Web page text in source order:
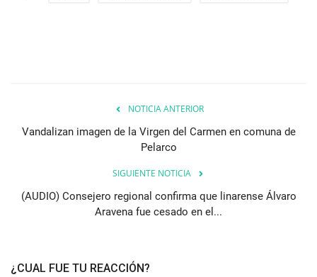
NOTICIA ANTERIOR
Vandalizan imagen de la Virgen del Carmen en comuna de
Pelarco
SIGUIENTE NOTICIA
(AUDIO) Consejero regional confirma que linarense Álvaro
Aravena fue cesado en el...
¿CUAL FUE TU REACCIÓN?